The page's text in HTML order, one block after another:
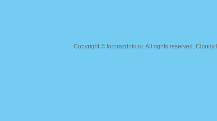
Copyright © forprazdnik.ru. All rights reserved.